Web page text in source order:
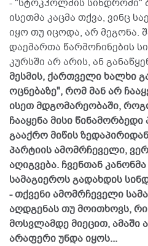
- "სტოკჰოლმის სინდრომი"
ისეთმა კაცმა თქვა, ვინც
იყო თუ იცოდა, არ მეგონა.
დაემართა წარმოჩინების
კურსში არ არის, ან
მესმის, ქართველი ხალხი
ოცნებაზე", რომ მან არ
ისეთ მდგომარეობაში,
ჩააყენა მისი
გააქრო მიწის
პარტიის ამომრჩეველი,
აღიგვება. ჩვენთან
სამაგიეროს გადახდის
- თქვენი ამომრჩეველი
აღდგენას თუ მოითხოვს,
მოსვლამდე მიეცით, ამაში
არაფერი უნდა იყოს...